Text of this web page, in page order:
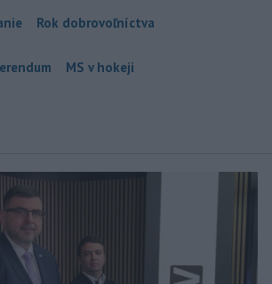
Rok dobrovoľníctva
MS v hokeji